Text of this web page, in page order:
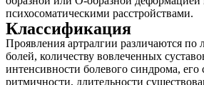
психосоматическими расстройствами.
Классификация
Проявления артралгии различаются по
болей, количеству вовлеченных
интенсивности болевого синдрома, его
ритмичности, длительности